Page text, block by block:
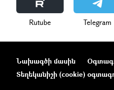
Rutube Telegram
Նախագծի մասին
Տեղեկանիշի (cookie)